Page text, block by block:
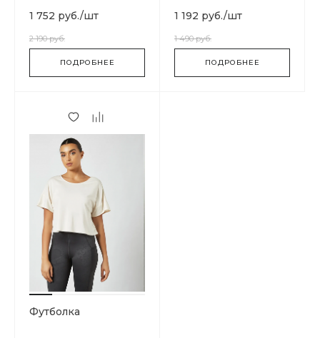
BLUE
1 752 руб./шт
2 190 руб.
ПОДРОБНЕЕ
1 192 руб./шт
1 490 руб.
ПОДРОБНЕЕ
Футболка